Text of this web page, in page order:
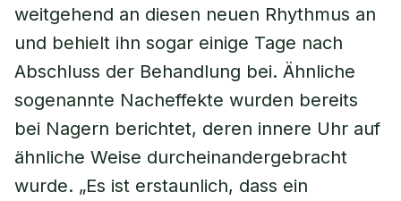
weitgehend an diesen neuen Rhythmus an
und behielt ihn sogar einige Tage nach
Abschluss der Behandlung bei. Ähnliche
sogenannte Nacheffekte wurden bereits
bei Nagern berichtet, deren innere Uhr auf
ähnliche Weise durcheinandergebracht
wurde. „Es ist erstaunlich, dass ein